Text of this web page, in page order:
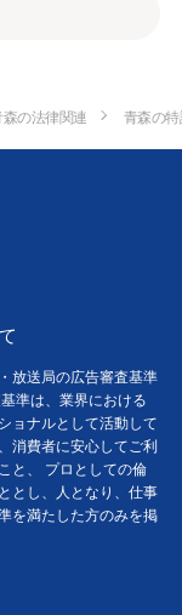
の法律関連 青森の
放送局の広告審査基準
準は、業界における
ョナルとして活動して
消費者に安心してご利
と、 プロとしての倫
とし、人となり、仕事
を満たした方のみを掲